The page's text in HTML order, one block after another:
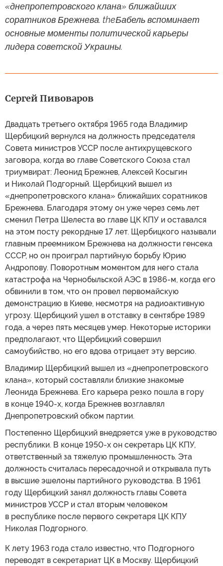
«днепропетровского клана» ближайших
соратников Брежнева. theБабель вспоминает
основные моменты политической карьеры
лидера советской Украины.
Сергей Пивоваров
Двадцать третьего октября 1965 года Владимир
Щербицкий вернулся на должность председателя
Совета министров УССР после антихрущевского
заговора, когда во главе Советского Союза стал
триумвират: Леонид Брежнев, Алексей Косыгин
и Николай Подгорный. Щербицкий вышел из
«днепропетровского клана» ближайших соратников
Брежнева. Благодаря этому он уже через семь лет
сменил Петра Шелеста во главе ЦК КПУ и оставался
на этом посту рекордные 17 лет. Щербицкого называли
главным преемником Брежнева на должности генсека
СССР, но он проиграл партийную борьбу Юрию
Андропову. Поворотным моментом для него стала
катастрофа на Чернобыльской АЭС в 1986-м, когда его
обвинили в том, что он провел первомайскую
демонстрацию в Киеве, несмотря на радиоактивную
угрозу. Щербицкий ушел в отставку в сентябре 1989
года, а через пять месяцев умер. Некоторые историки
предполагают, что Щербицкий совершил
самоубийство, но его вдова отрицает эту версию.
Владимир Щербицкий вышел из «днепропетровского
клана», который составляли близкие знакомые
Леонида Брежнева. Его карьера резко пошла в гору
в конце 1940-х, когда Брежнев возглавлял
Днепропетровский обком партии.
Постепенно Щербицкий внедряется уже в руководство
республики. В конце 1950-х он секретарь ЦК КПУ,
ответственный за тяжелую промышленность. Эта
должность считалась пересадочной и открывала путь
в высшие эшелоны партийного руководства. В 1961
году Щербицкий занял должность главы Совета
министров УССР и стал вторым человеком
в республике после первого секретаря ЦК КПУ
Николая Подгорного.
К лету 1963 года стало известно, что Подгорного
переводят в секретариат ЦК в Москву. Щербицкий